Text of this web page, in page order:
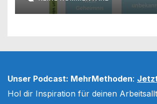
Unser Podcast: MehrMethoden:
Hol dir Inspiration für deinen